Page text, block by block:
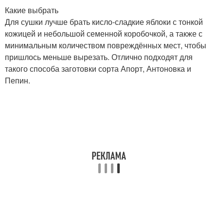
Какие выбрать
Для сушки лучше брать кисло-сладкие яблоки с тонкой
кожицей и небольшой семенной коробочкой, а также с
минимальным количеством повреждённых мест, чтобы
пришлось меньше вырезать. Отлично подходят для
такого способа заготовки сорта Апорт, Антоновка и
Пепин.